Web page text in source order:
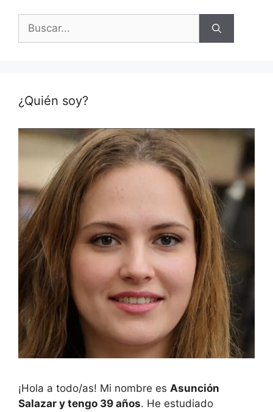
Buscar:
¿Quién soy?
¡Hola a todo/as! Mi nombre es Asunción
Salazar y tengo 39 años. He estudiado